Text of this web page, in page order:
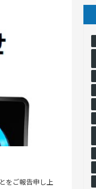
をご報告申し上